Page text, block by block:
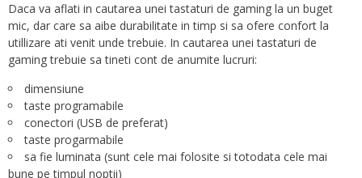
Daca va aflati in cautarea unei tastaturi de gaming la un buget
mic, dar care sa aibe durabilitate in timp si sa ofere confort la
utillizare ati venit unde trebuie. In cautarea unei tastaturi de
gaming trebuie sa tineti cont de anumite lucruri:
dimensiune
taste programabile
conectori (USB de preferat)
taste progarmabile
sa fie luminata (sunt cele mai folosite si totodata cele mai
bune pe timpul noptii)